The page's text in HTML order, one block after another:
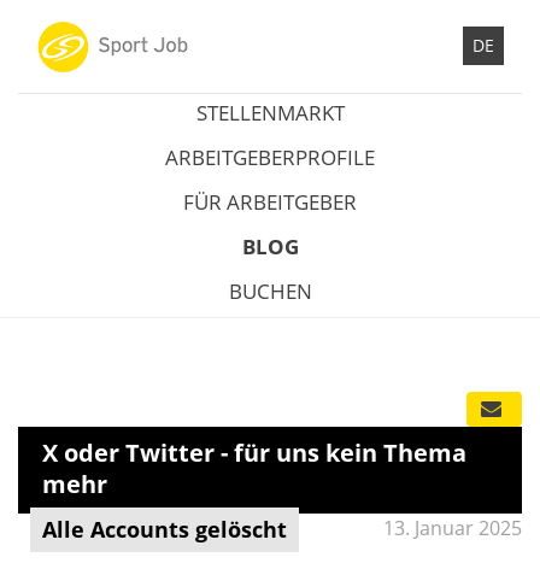
DE
STELLENMARKT
ARBEITGEBERPROFILE
FÜR ARBEITGEBER
BLOG
BUCHEN
X oder Twitter - für uns kein Thema
mehr
Alle Accounts gelöscht 13. Januar 2025